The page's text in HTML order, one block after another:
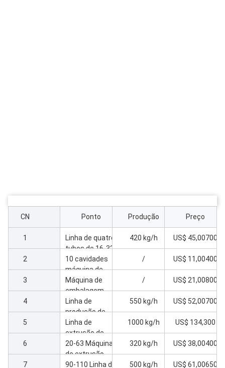
CN Ponto Produção Preço
1
Linha de quatro
tubos de 16-32
mm com
extrusora de
65/132-45kw
420 kg/h US$ 45,00700
2
10 cavidades
máquina de
toque para
quatro tubos de
condução de
cadeia 16-32
linha
/ US$ 11,00400
3
Máquina de
embalagem
automática
para quatro
tubos de fio 16-
32
/ US$ 21,00800
4
Linha de
produção de
tubos de PVC
de alta
velocidade 50-
110
550 kg/h US$ 52,00700
5
Linha de
extrusão de
tubos de PVC
de alta
velocidade 110-
1000 kg/h US$ 134,300
6
20-63 Máquina
de extrusão
dupla de tubos
320 kg/h US$ 38,00400
7
90-110 Linha de
500 kg/h US$ 61,00650